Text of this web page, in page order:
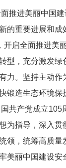
推进美丽中国
的重要进展和
开启全面推进
型，充分激发
力。坚持主动
锻造生态环境
共产党成立105
为指导，深入
领，统筹高质
美丽中国建设安